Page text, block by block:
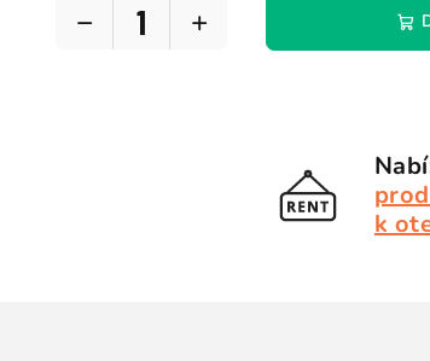
+
−
k